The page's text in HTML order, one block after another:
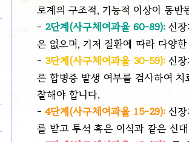
로계의 구조적, 기능적 이상이 동반
- 2단계(사구체여과율 60-89): 신
은 없으며, 기저 질환에 따라 다양
- 3단계(사구체여과율 30-59): 신
른 합병증 발생 여부를 검사하여
찰해야 합니다.
- 4단계(사구체여과율 15-29): 신
를 받고 투석 혹은 이식과 같은 신